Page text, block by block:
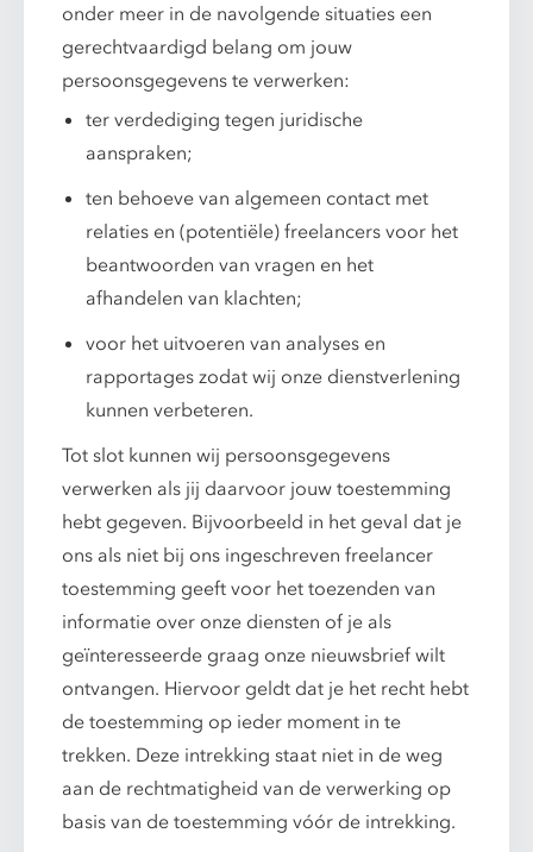
onder meer in de navolgende situaties een
gerechtvaardigd belang om jouw
persoonsgegevens te verwerken:
ter verdediging tegen juridische
aanspraken;
ten behoeve van algemeen contact met
relaties en (potentiële) freelancers voor het
beantwoorden van vragen en het
afhandelen van klachten;
voor het uitvoeren van analyses en
rapportages zodat wij onze dienstverlening
kunnen verbeteren.
Tot slot kunnen wij persoonsgegevens
verwerken als jij daarvoor jouw toestemming
hebt gegeven. Bijvoorbeeld in het geval dat je
ons als niet bij ons ingeschreven freelancer
toestemming geeft voor het toezenden van
informatie over onze diensten of je als
geïnteresseerde graag onze nieuwsbrief wilt
ontvangen. Hiervoor geldt dat je het recht hebt
de toestemming op ieder moment in te
trekken. Deze intrekking staat niet in de weg
aan de rechtmatigheid van de verwerking op
basis van de toestemming vóór de intrekking.